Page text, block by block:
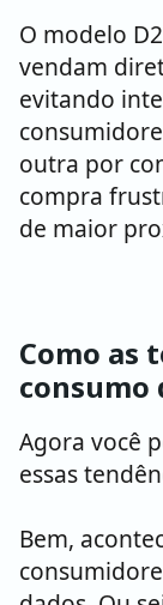
O modelo
vendam
evitando
outra por
compra
de maior
Como as
consumo
Agora você
essas
Bem,